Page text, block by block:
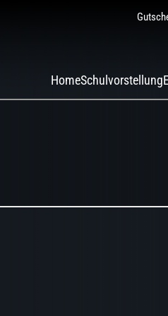
HomeSchulvorstellung